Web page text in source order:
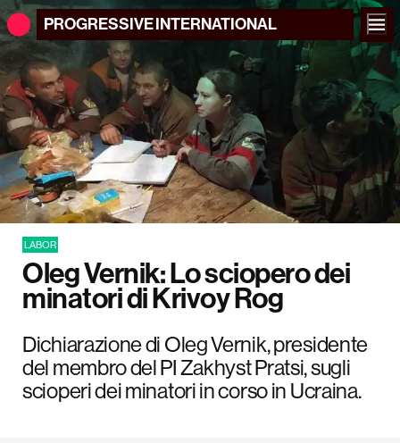
PROGRESSIVEINTERNATIONAL
LABOR
Oleg Vernik: Lo sciopero dei
minatori di Krivoy Rog
Dichiarazione di Oleg Vernik, presidente
del membro del PI Zakhyst Pratsi, sugli
scioperi dei minatori in corso in Ucraina.